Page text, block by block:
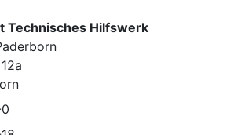
Technisches Hilfswerk